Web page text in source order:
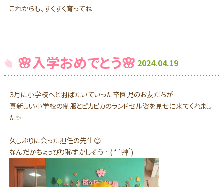
これからも、すくすく育ってね
🌸入学おめでとう🌸 2024.04.19
３月に小学校へと羽ばたいていった卒園児のお友だちが
真新しい小学校の制服とピカピカのランドセル姿を見せに来てくれまし
た✨
久しぶりに会った担任の先生😊
なんだかちょっぴり恥ずかしそう…( *´艸｀)